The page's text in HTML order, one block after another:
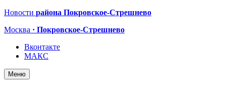
Новости района Покровское-Стрешнево
Москва · Покровское-Стрешнево
Вконтакте
МАКС
Меню